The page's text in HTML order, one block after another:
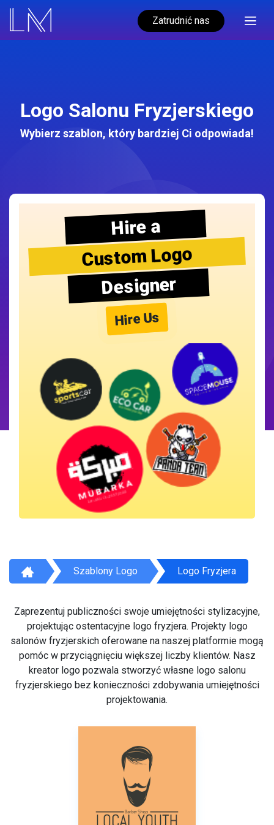
Zatrudnić nas
Logo Salonu Fryzjerskiego
Wybierz szablon, który bardziej Ci odpowiada!
Hire a
Custom Logo
Designer
Hire Us
Szablony Logo Logo Fryzjera
Zaprezentuj publiczności swoje umiejętności stylizacyjne,
projektując ostentacyjne logo fryzjera. Projekty logo
salonów fryzjerskich oferowane na naszej platformie mogą
pomóc w przyciągnięciu większej liczby klientów. Nasz
kreator logo pozwala stworzyć własne logo salonu
fryzjerskiego bez konieczności zdobywania umiejętności
projektowania.